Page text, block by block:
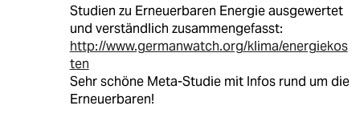
Studien zu Erneuerbaren Energie ausgewertet
und verständlich zusammengefasst:
http://www.germanwatch.org/klima/energiekos
ten
Sehr schöne Meta-Studie mit Infos rund um die
Erneuerbaren!